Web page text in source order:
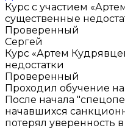
Курс с участием
существенные
Проверенный
Сергей
Курс «Артем
недостатки
Проверенный
Проходил обучение
После начала
начавшихся
потерял уверенность